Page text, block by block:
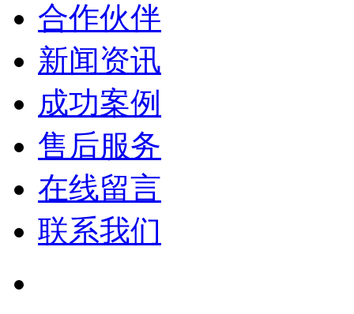
合作伙伴
新闻资讯
成功案例
售后服务
在线留言
联系我们